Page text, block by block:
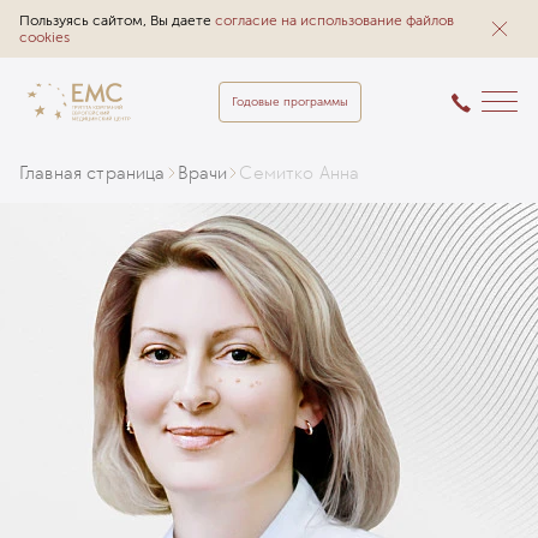
Пользуясь сайтом, Вы даете согласие на использование файлов
cookies
Годовые программы
Главная страница Врачи Семитко Анна